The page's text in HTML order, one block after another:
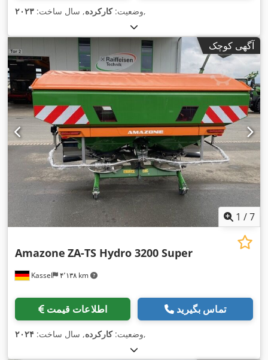
وضعیت:کارکرده, سال ساخت: ۲۰۲۳ ,
آگهی کوچک
1 /7
Kassel ۴٬۱۳۸ km
Amazone ZA-TS Hydro 3200 Super
اطلاعات قیمت تماس بگیرید
وضعیت:کارکرده, سال ساخت: ۲۰۲۴ ,